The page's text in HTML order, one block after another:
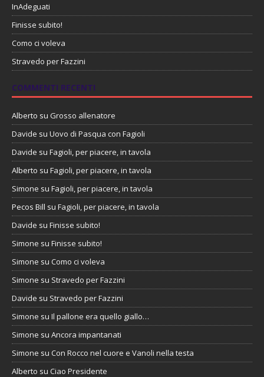
InAdeguati
Finisse subito!
Como ci voleva
Stravedo per Fazzini
COMMENTI RECENTI
Alberto su Grosso allenatore
Davide su Uovo di Pasqua con Fagioli
Davide su Fagioli, per piacere, in tavola
Alberto su Fagioli, per piacere, in tavola
Simone su Fagioli, per piacere, in tavola
Pecos Bill su Fagioli, per piacere, in tavola
Davide su Finisse subito!
Simone su Finisse subito!
Simone su Como ci voleva
Simone su Stravedo per Fazzini
Davide su Stravedo per Fazzini
Simone su Il pallone era quello giallo…
Simone su Ancora impantanati
Simone su Con Rocco nel cuore e Vanoli nella testa
Alberto su Ciao Presidente